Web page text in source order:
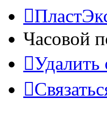
Часовой
Удалить